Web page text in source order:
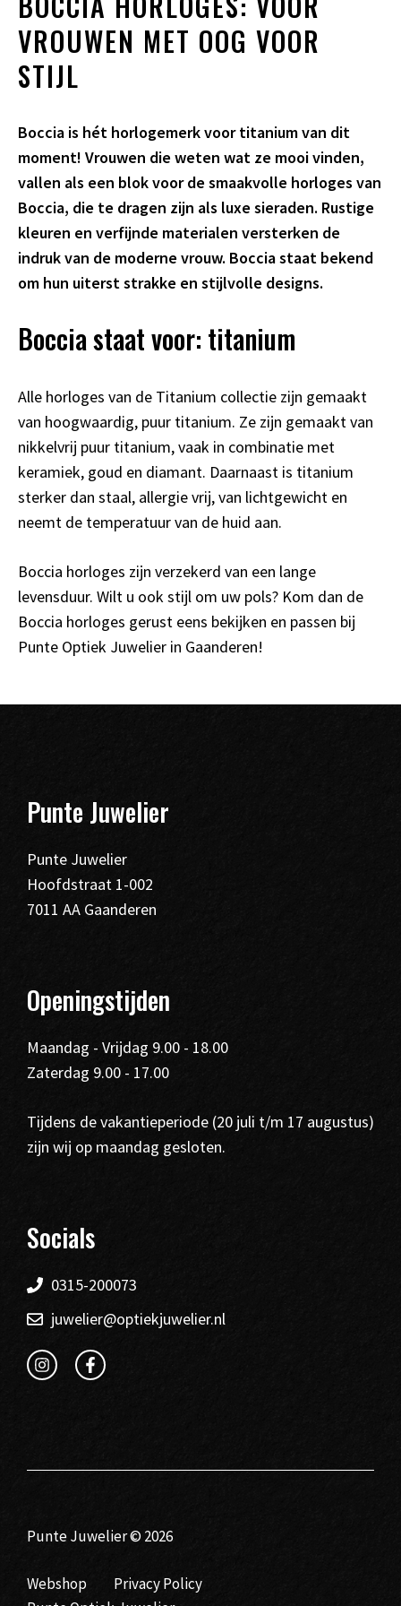
VROUWEN MET OOG VOOR
STIJL
Boccia is hét horlogemerk voor titanium van dit
moment! Vrouwen die weten wat ze mooi vinden,
vallen als een blok voor de smaakvolle horloges van
Boccia, die te dragen zijn als luxe sieraden. Rustige
kleuren en verfijnde materialen versterken de
indruk van de moderne vrouw. Boccia staat bekend
om hun uiterst strakke en stijlvolle designs.
Boccia staat voor: titanium
Alle horloges van de Titanium collectie zijn gemaakt
van hoogwaardig, puur titanium. Ze zijn gemaakt van
nikkelvrij puur titanium, vaak in combinatie met
keramiek, goud en diamant. Daarnaast is titanium
sterker dan staal, allergie vrij, van lichtgewicht en
neemt de temperatuur van de huid aan.
Boccia horloges zijn verzekerd van een lange
levensduur. Wilt u ook stijl om uw pols? Kom dan de
Boccia horloges gerust eens bekijken en passen bij
Punte Optiek Juwelier in Gaanderen!
Punte Juwelier
Punte Juwelier
Hoofdstraat 1-002
7011 AA Gaanderen
Openingstijden
Maandag - Vrijdag 9.00 - 18.00
Zaterdag 9.00 - 17.00
Tijdens de vakantieperiode (20 juli t/m 17 augustus)
zijn wij op maandag gesloten.
Socials
0315-200073
juwelier@optiekjuwelier.nl
Punte Juwelier © 2026
Webshop
Privacy Policy